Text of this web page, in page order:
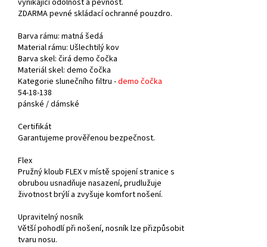
vynikající odolnost a pevnost.
ZDARMA pevné skládací ochranné pouzdro.
Barva rámu: matná šedá
Material rámu: Ušlechtilý kov
Barva skel: čirá demo čočka
Materiál skel: demo čočka
Kategorie slunečního filtru -demo čočka
54-18-138
pánské /dámské
Certifikát
Garantujeme prověřenou bezpečnost.
Flex
Pružný kloub FLEX v místě spojení stranice s
obrubou usnadňuje nasazení, prudlužuje
životnost brýlí a zvyšuje komfort nošení.
Upravitelný nosník
Větší pohodlí při nošení, nosník lze přizpůsobit
tvaru nosu.